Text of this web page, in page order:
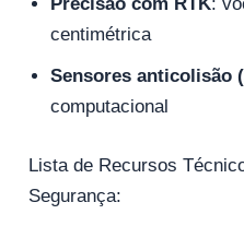
centimétrica
Sensores anticolisão
computacional
Lista de Recursos
Segurança: